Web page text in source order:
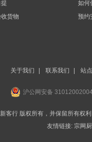
货物
如何
预约
关于我们 联系我们 站
沪公网安备
客行 版权所有，并保留所有权
友情链接: 宗网